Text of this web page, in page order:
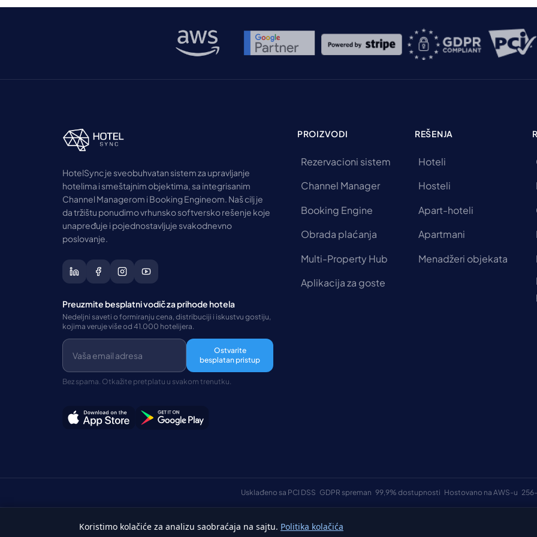
predvođeno […]
HotelSync je sveobuhvatan sistem za upravljanje
hotelima i smeštajnim objektima, sa integrisanim
Channel Managerom i Booking Engineom. Naš cilj je
da tržištu ponudimo vrhunsko softversko rešenje koje
unapređuje i pojednostavljuje svakodnevno
poslovanje.
Preuzmite besplatni vodič za prihode hotela
Nedeljni saveti o formiranju cena, distribuciji i iskustvu gostiju,
kojima veruje više od 41.000 hotelijera.
Ostvarite
besplatan pristup
Bez spama. Otkažite pretplatu u svakom trenutku.
PROIZVODI
Rezervacioni sistem
Channel Manager
Booking Engine
Obrada plaćanja
Multi-Property Hub
Aplikacija za goste
REŠENJA
Hoteli
Hosteli
Apart-hoteli
Apartmani
Menadžeri objekata
Usklađeno sa PCI DSS GDPR spreman 99,9% dostupnosti Hostovano na AWS-u
©Autorska prava 2026 HotelSync. Sva prava zadržana.
Koristimo kolačiće za analizu saobraćaja na sajtu. Politika kolačića